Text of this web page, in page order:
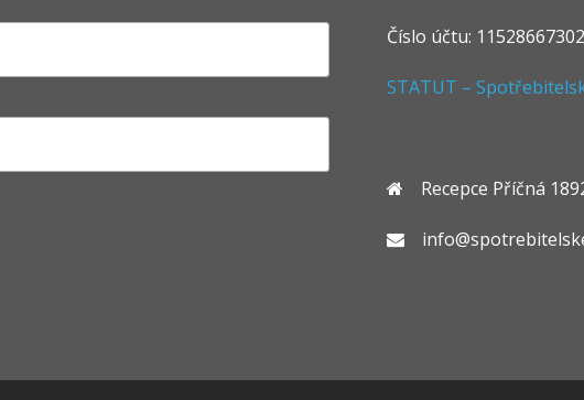
Číslo účtu:
STATUT –
Recepce Příčná